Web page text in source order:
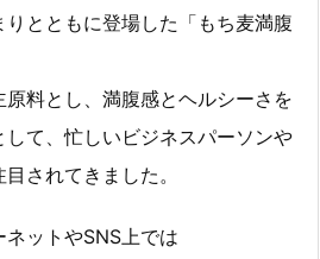
とともに登場した「もち麦満腹
料とし、満腹感とヘルシーさを
て、忙しいビジネスパーソンや
されてきました。
ットやSNS上では